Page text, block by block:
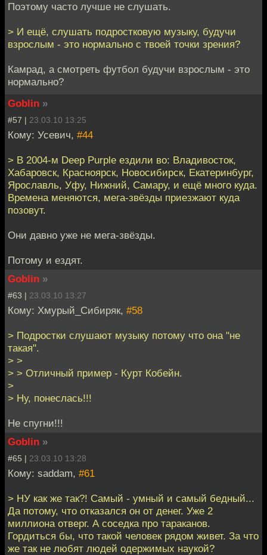
Поэтому часто лучше не слушать.
> И ещё, слушать подростковую музыку, будучи
взрослым - это нормально с твоей точки зрения?
Камрад, а смотреть футбол будучи взрослым - это
нормально?
Goblin »
#57 | 23.03.10 13:25
Кому: Усевич, #44
> В 2004-м Deep Purple ездили во: Владивосток,
Хабаровск, Красноярск, Новосибирск, Екатеринбург,
Ярославль, Уфу, Нижний, Самару, и ещё много куда.
Времена меняются, мега-звёзды приезжают куда
позовут.
Они давно уже не мега-звёзды.
Потому и ездят.
Goblin »
#63 | 23.03.10 13:27
Кому: Хмурый_Сибиряк, #58
> Подростки слушают музыку потому что она "не
такая".
> >
> > Отличный пример - Курт Кобейн.
>
> Ну, понеслась!!!
Не спугни!!!
Goblin »
#65 | 23.03.10 13:28
Кому: saddam, #61
> НУ как же так?! Самый - умный и самый бедный...
Да потому, что отказался он от денег. Уже 2
миллиона отверг. А соседка про тараканов.
Гордиться бы, что такой человек рядом живет. За что
же так не любят людей одержимых наукой?